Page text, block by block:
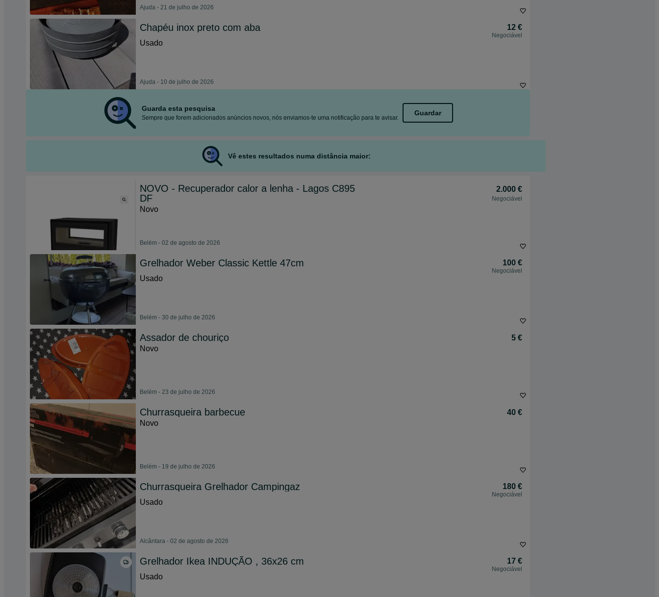
Ajuda - 21 de julho de 2026
Chapéu inox preto com aba 12 €
Negociável
Usado
Ajuda - 10 de julho de 2026
Guarda esta pesquisa
Sempre que forem adicionados anúncios novos, nós enviamos-te uma notificação para te avisar.
Guardar
Vê estes resultados numa distância maior:
NOVO - Recuperador calor a lenha - Lagos C895
DF
2.000 €
Negociável
Novo
Belém - 02 de agosto de 2026
Grelhador Weber Classic Kettle 47cm 100 €
Negociável
Usado
Belém - 30 de julho de 2026
Assador de chouriço
5 €
Novo
Belém - 23 de julho de 2026
Churrasqueira barbecue
40 €
Novo
Belém - 19 de julho de 2026
Churrasqueira Grelhador Campingaz 180 €
Negociável
Usado
Alcântara - 02 de agosto de 2026
Grelhador Ikea INDUÇÃO , 36x26 cm 17 €
Negociável
Usado